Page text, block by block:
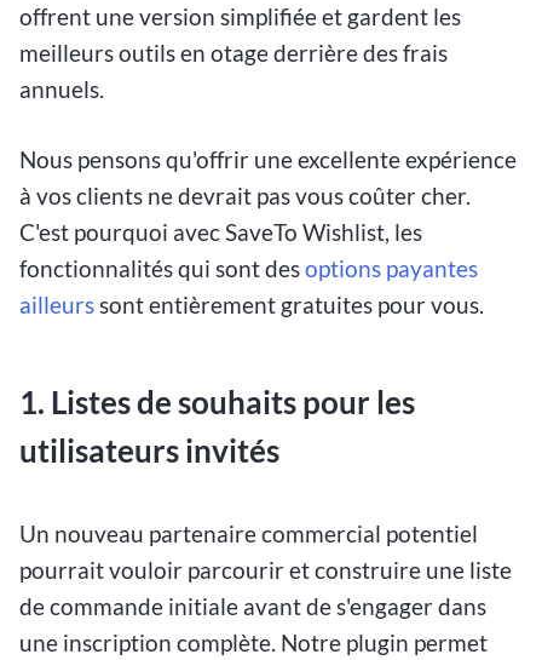
offrent une version simplifiée et gardent les
meilleurs outils en otage derrière des frais
annuels.
Nous pensons qu'offrir une excellente expérience
à vos clients ne devrait pas vous coûter cher.
C'est pourquoi avec SaveTo Wishlist, les
fonctionnalités qui sont desoptions payantes
ailleurssont entièrement gratuites pour vous.
1. Listes de souhaits pour les
utilisateurs invités
Un nouveau partenaire commercial potentiel
pourrait vouloir parcourir et construire une liste
de commande initiale avant de s'engager dans
une inscription complète. Notre plugin permet